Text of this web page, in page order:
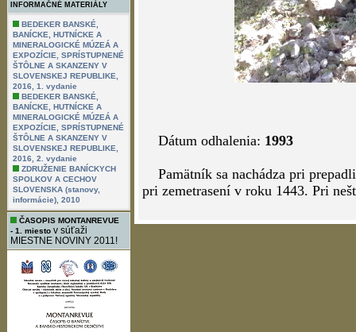
INFORMAČNÉ MATERIÁLY
BEDEKER BANSKÉ,
BANÍCKE, HUTNÍCKE A
MINERALOGICKÉ MÚZEÁ A
EXPOZÍCIE, SPRÍSTUPNENÉ
ŠTÔLNE A SKANZENY V
SLOVENSKEJ REPUBLIKE,
2016, 1. vydanie
BEDEKER BANSKÉ,
BANÍCKE, HUTNÍCKE A
MINERALOGICKÉ MÚZEÁ A
EXPOZÍCIE, SPRÍSTUPNENÉ
ŠTÔLNE A SKANZENY V
SLOVENSKEJ REPUBLIKE,
2016, 2. vydanie
ZDRUŽENIE BANÍCKYCH
SPOLKOV A CECHOV
SLOVENSKA (stanovy,
informácie), 2010
ČASOPIS MONTANREVUE
- 1. miesto v súťaži
MIESTNE NOVINY 2011!
Dátum odhalenia: 1993
Pamätník sa nachádza pri
pri zemetrasení v roku 1443. Pri